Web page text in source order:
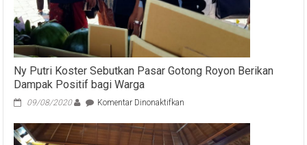
Ny Putri Koster Sebutkan Pasar Gotong Royon Berikan
Dampak Positif bagi Warga
09/08/2020 Komentar Dinonaktifkan
Putri
Koster